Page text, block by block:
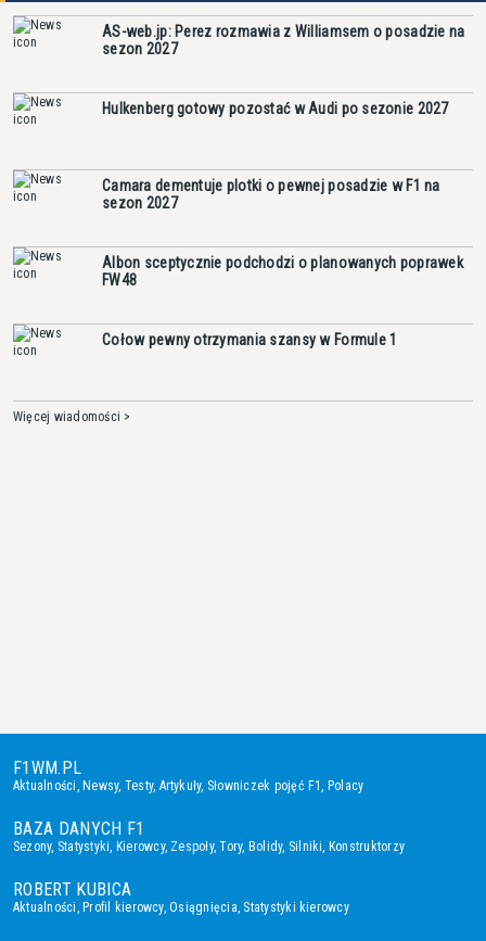
AS-web.jp: Perez rozmawia z Williamsem o posadzie na
sezon 2027
Hulkenberg gotowy pozostać w Audi po sezonie 2027
Camara dementuje plotki o pewnej posadzie w F1 na
sezon 2027
Albon sceptycznie podchodzi o planowanych poprawek
FW48
Cołow pewny otrzymania szansy w Formule 1
Więcej wiadomości >
F1WM.PL
Aktualności,Newsy, Testy, Artykuły, Słowniczek pojęć F1, Polacy
BAZA DANYCH F1
Sezony, Statystyki, Kierowcy, Zespoły,Tory, Bolidy, Silniki, Konstruktorzy
ROBERT KUBICA
Aktualności,Profil kierowcy,Osiągnięcia, Statystyki kierowcy